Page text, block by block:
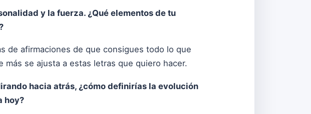
y la fuerza. ¿Qué elementos de tu
de afirmaciones de que consigues todo lo que
se ajusta a estas letras que quiero hacer.
hacia atrás, ¿cómo definirías la evolución
hoy?